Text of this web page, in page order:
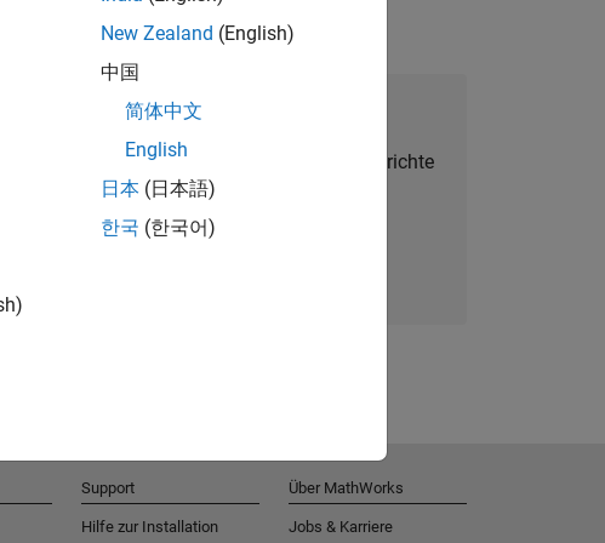
Talent Network beitreten
Sie personalisierte Stellenangebote, Berichte
und Unternehmensneuigkeiten.
New Zealand (English)
中国
简体中文
English
日本 (日本語)
한국 (한국어)
Support
Hilfe zur Installation
Über MathWorks
Jobs & Karriere